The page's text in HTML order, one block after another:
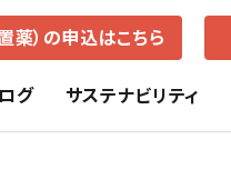
薬）の申込はこちら
グ サステナビリティ